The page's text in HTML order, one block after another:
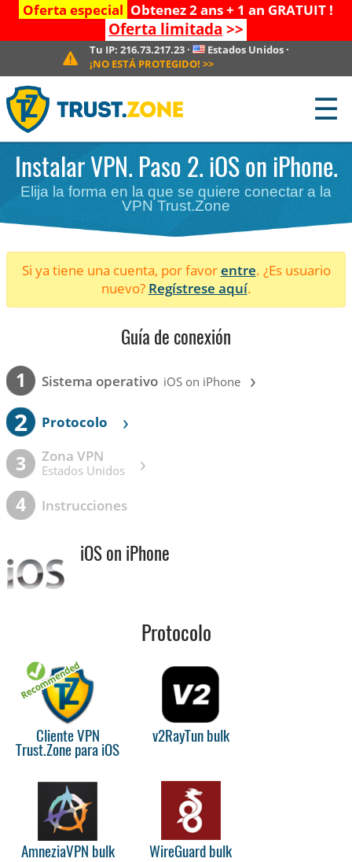
Oferta especial Obtenez 2 ans + 1 an GRATUIT !
Oferta limitada >>
Tu IP:216.73.217.23 · Estados Unidos·
¡NO ESTÁ PROTEGIDO! >>
☰
Instalar VPN. Paso 2. iOS on iPhone.
Elija la forma en la que se quiere conectar a la
VPN Trust.Zone
Si ya tiene una cuenta, por favorentre. ¿Es usuario
nuevo? Regístrese aquí.
Guía de conexión
1 Sistema operativo iOS on iPhone ›
2 Protocolo ›
3 Zona VPN
Estados Unidos ›
4 Instrucciones
iOS on iPhone
Protocolo
Cliente VPN
Trust.Zone para iOS
v2RayTun bulk
AmneziaVPN bulk WireGuard bulk